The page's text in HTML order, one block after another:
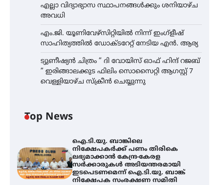
എല്ലാ വിദ്യാഭ്യാസ സ്ഥാപനങ്ങൾക്കും ശനിയാഴ്ച
അവധി
എം.ജി. യൂണിവേഴ്‌സിറ്റിയിൽ നിന്ന് ഇംഗ്ളീഷ്
സാഹിത്യത്തിൽ ഡോക്ടറേറ്റ് നേടിയ എൻ. ആര്യ
ട്യുണീഷ്യൻ ചിത്രം ” ദി വോയിസ് ഓഫ് ഹിന്ദ് റജബ്
” ഇരിങ്ങാലക്കുട ഫിലിം സൊസൈറ്റി ആഗസ്റ്റ് 7
വെള്ളിയാഴ്ച സ്‌ക്രീൻ ചെയ്യുന്നു
Top News
ഐ.ടി.യു. ബാങ്കിലെ
നിക്ഷേപകർക്ക് പണം തിരികെ
ലഭ്യമാക്കാൻ കേന്ദ്ര-കേരള
സർക്കാരുകൾ അടിയന്തരമായി
ഇടപെടണമെന്ന് ഐ.ടി.യു. ബാങ്ക്
നിക്ഷേപക സംരക്ഷണ സമിതി